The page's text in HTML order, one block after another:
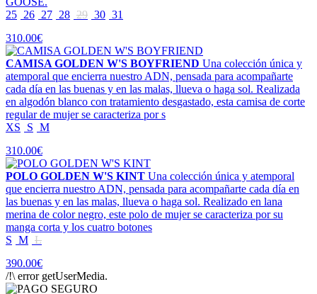
25 26 27 28 29 30 31
310.00€
CAMISA GOLDEN W'S BOYFRIEND Una colección única y
atemporal que encierra nuestro ADN, pensada para acompañarte
cada día en las buenas y en las malas, llueva o haga sol. Realizada
en algodón blanco con tratamiento desgastado, esta camisa de corte
regular de mujer se caracteriza por s
XS
S M
310.00€
POLO GOLDEN W'S KINT Una colección única y atemporal
que encierra nuestro ADN, pensada para acompañarte cada día en
las buenas y en las malas, llueva o haga sol. Realizado en lana
merina de color negro, este polo de mujer se caracteriza por su
manga corta y los cuatro botones
S M L
390.00€
/!\ error getUserMedia.